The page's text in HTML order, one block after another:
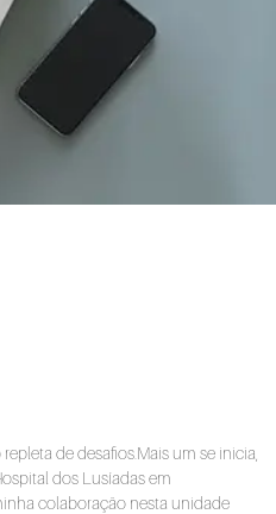
de desafios.Mais um se inicia,
dos Lusíadas em
colaboração nesta unidade